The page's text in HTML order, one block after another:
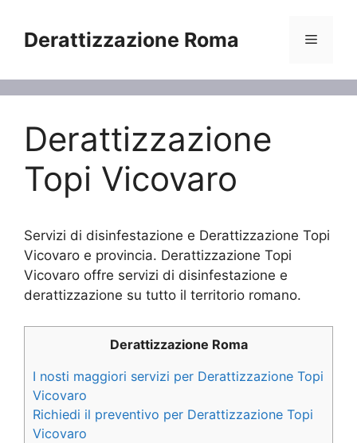
contenuto
Derattizzazione Roma Menu
Derattizzazione
Topi Vicovaro
Servizi di disinfestazione e Derattizzazione Topi
Vicovaro e provincia. Derattizzazione Topi
Vicovaro offre servizi di disinfestazione e
derattizzazione su tutto il territorio romano.
Derattizzazione Roma
I nosti maggiori servizi per Derattizzazione Topi
Vicovaro
Richiedi il preventivo per Derattizzazione Topi
Vicovaro